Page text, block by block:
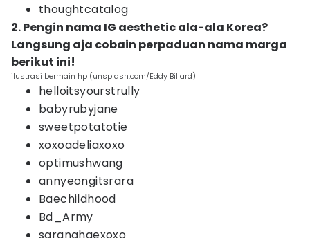
thoughtcatalog
2. Pengin nama IG aesthetic ala-ala Korea?
Langsung aja cobain perpaduan nama marga
berikut ini!
ilustrasi bermain hp (unsplash.com/Eddy Billard)
helloitsyourstrully
babyrubyjane
sweetpotatotie
xoxoadeliaxoxo
optimushwang
annyeongitsrara
Baechildhood
Bd_Army